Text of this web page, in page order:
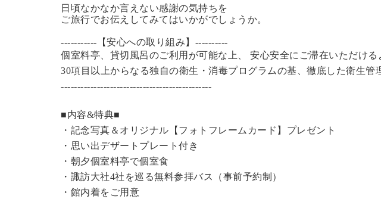
日頃なかなか言えない感謝の気持ちを
ご旅行でお伝えしてみてはいかがでしょうか。
-----------【安心への取り組み】----------
個室料亭、貸切風呂のご利用が可能な上、 安心安全にご滞在いただける
30項目以上からなる独自の衛生・消毒プログラムの基、徹底した衛生管
----------------------------------------------
■内容&特典■
・記念写真＆オリジナル【フォトフレームカード】プレゼント
・思い出デザートプレート付き
・朝夕個室料亭で個室食
・諏訪大社4社を巡る無料参拝バス（事前予約制）
・館内着をご用意